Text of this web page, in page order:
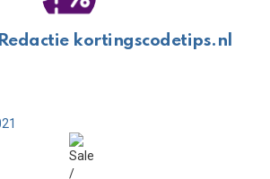
Redactie kortingscodetips.nl